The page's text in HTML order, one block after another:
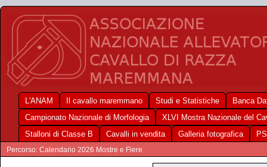
L'ANAM Il cavallo maremmano Studi e Statistiche
Banca
Campionato Nazionale di Morfologia
XLVI Mostra Nazionale del
Stalloni di Classe B
Cavalli in vendita Galleria fotografica
Percorso: Calendario 2026 Mostre e Fiere